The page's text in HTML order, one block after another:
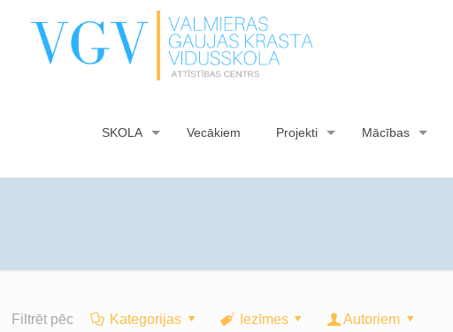
SKOLA Vecākiem Projekti Mācības
Filtrēt pēc Kategorijas Iezīmes Autoriem